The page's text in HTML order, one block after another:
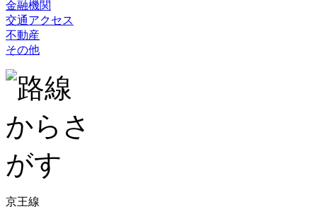
金融機関
交通アクセス
不動産
その他
京王線